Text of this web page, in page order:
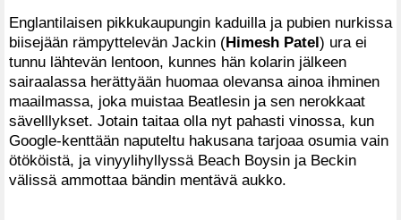
Englantilaisen pikkukaupungin kaduilla ja pubien nurkissa
biisejään rämpyttelevän Jackin (Himesh Patel) ura ei
tunnu lähtevän lentoon, kunnes hän kolarin jälkeen
sairaalassa herättyään huomaa olevansa ainoa ihminen
maailmassa, joka muistaa Beatlesin ja sen nerokkaat
sävelllykset. Jotain taitaa olla nyt pahasti vinossa, kun
Google-kenttään naputeltu hakusana tarjoaa osumia vain
ötököistä, ja vinyylihyllyssä Beach Boysin ja Beckin
välissä ammottaa bändin mentävä aukko.